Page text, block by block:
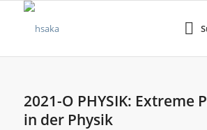
2021-O PHYSIK: Extreme
in der Physik